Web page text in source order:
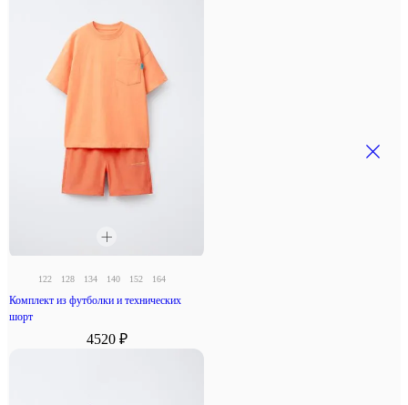
122 128 134 140 152 164
Комплект из футболки и технических
шорт
4520 ₽